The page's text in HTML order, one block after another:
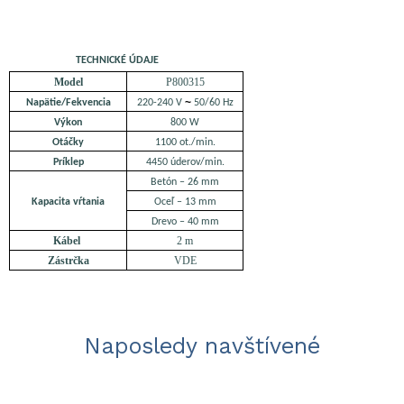
TECHNICKÉ ÚDAJE
Model P800315
Napätie/Fekvencia 220-240 V ~ 50/60 Hz
Výkon
800 W
Otáčky
1100 ot./min.
Príklep
4450 úderov/min.
Kapacita vŕtania
Betón – 26 mm
Oceľ – 13 mm
Drevo – 40 mm
Kábel
2 m
Zástrčka
VDE
Naposledy navštívené